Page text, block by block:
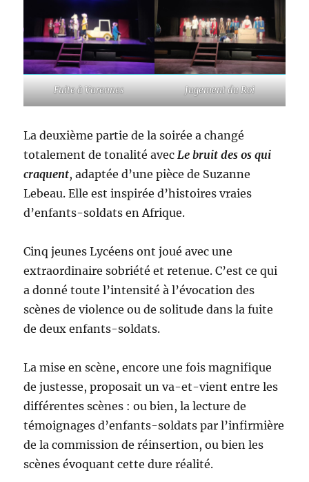
Fuite à Varennes Jugement du Roi
La deuxième partie de la soirée a changé
totalement de tonalité avec Le bruit des os qui
craquent, adaptée d’une pièce de Suzanne
Lebeau. Elle est inspirée d’histoires vraies
d’enfants-soldats en Afrique.
Cinq jeunes Lycéens ont joué avec une
extraordinaire sobriété et retenue. C’est ce qui
a donné toute l’intensité à l’évocation des
scènes de violence ou de solitude dans la fuite
de deux enfants-soldats.
La mise en scène, encore une fois magnifique
de justesse, proposait un va-et-vient entre les
différentes scènes : ou bien, la lecture de
témoignages d’enfants-soldats par l’infirmière
de la commission de réinsertion, ou bien les
scènes évoquant cette dure réalité.